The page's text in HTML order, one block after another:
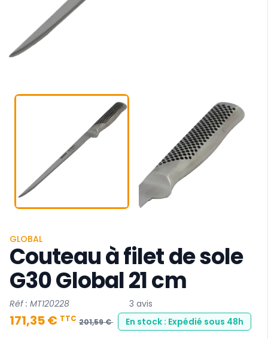
GLOBAL
Couteau à filet de sole
G30 Global 21 cm
Réf : MT120228 3 avis
171,35 € TTC 201,59 € En stock : Expédié sous 48h